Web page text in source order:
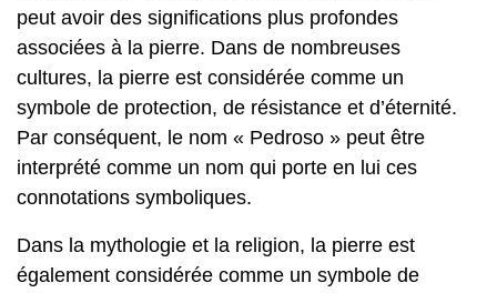
peut avoir des significations plus profondes
associées à la pierre. Dans de nombreuses
cultures, la pierre est considérée comme un
symbole de protection, de résistance et d’éternité.
Par conséquent, le nom « Pedroso » peut être
interprété comme un nom qui porte en lui ces
connotations symboliques.
Dans la mythologie et la religion, la pierre est
également considérée comme un symbole de